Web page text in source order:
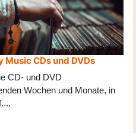
CDs und DVDs
CD- und DVD
Wochen und Monate, in
....